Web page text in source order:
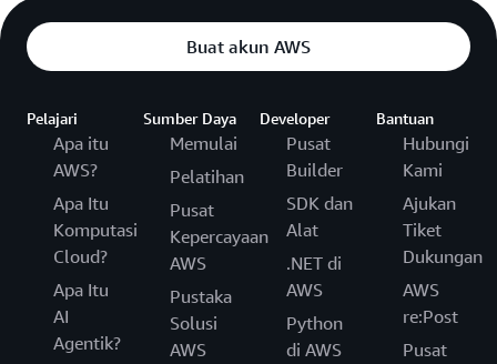
Buat akun AWS
Pelajari
Apa itu
AWS?
Apa Itu
Komputasi
Cloud?
Apa Itu
AI
Agentik?
Sumber Daya
Memulai
Pelatihan
Pusat
Kepercayaan
AWS
Pustaka
Solusi
AWS
Developer
Pusat
Builder
SDK dan
Alat
.NET di
AWS
Python
di AWS
Bantuan
Hubungi
Kami
Ajukan
Tiket
Dukungan
AWS
re:Post
Pusat